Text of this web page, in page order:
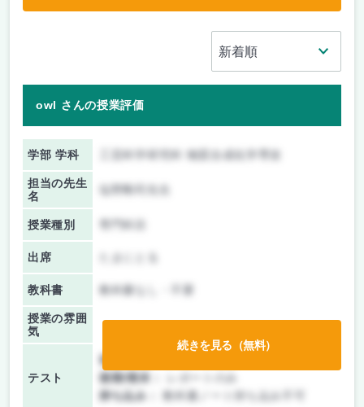
owl さんの授業評価
学部 学科 工芸科学研究科 物質合成化学専攻
担当の先生
名
授業種別
出席
教科書 教科書なし・不要
授業の雰囲
気
テスト
前期/中間：
後期/期末：
持ち込み：
教科書ノート持ち込み不可
続きを見る（無料）